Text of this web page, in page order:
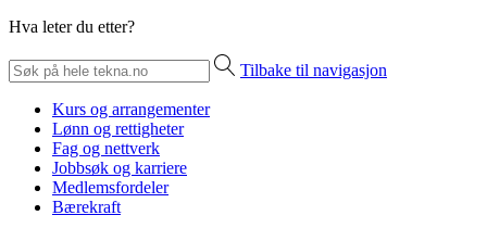
Hva leter du etter?
Tilbake til navigasjon
Kurs og arrangementer
Lønn og rettigheter
Fag og nettverk
Jobbsøk og karriere
Medlemsfordeler
Bærekraft